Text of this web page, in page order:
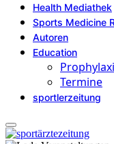
Health Mediathek
Sports Medicine
Autoren
Education
Termine
sportlerzeitung